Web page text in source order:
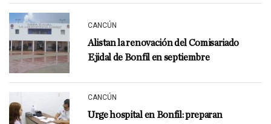
CANCÚN
Alistan la renovación del Comisariado
Ejidal de Bonfil en septiembre
CANCÚN
Urge hospital en Bonfil: preparan